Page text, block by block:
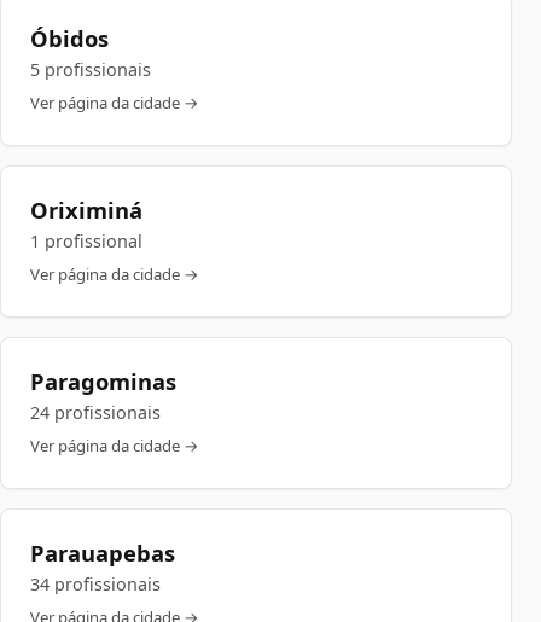
Óbidos
5 profissionais
Ver página da cidade →
Oriximiná
1 profissional
Ver página da cidade →
Paragominas
24 profissionais
Ver página da cidade →
Parauapebas
34 profissionais
Ver página da cidade →